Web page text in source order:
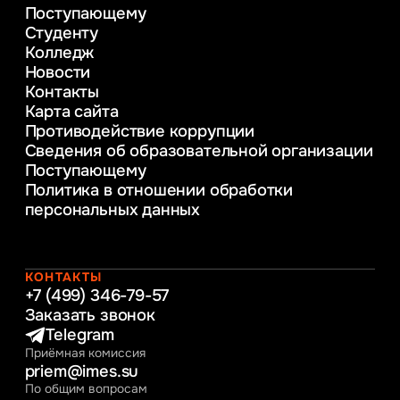
Психолого-педагогическое
консультирование и медиация
в образовании
Веб-дизайн
Управление инновационным развитием
предприятия
Уголовное право
Информационные технологии в бизнесе
Информационное и программное
обеспечение бизнес процессов
Управление человеческими ресурсами
Интернет-маркетинг
Поступающему
Студенту
Колледж
Новости
Контакты
Карта сайта
Противодействие коррупции
Сведения об образовательной организации
Поступающему
Политика в отношении обработки
персональных данных
КОНТАКТЫ
+7 (499) 346-79-57
Заказать звонок
Telegram
Приёмная комиссия
priem@imes.su
По общим вопросам